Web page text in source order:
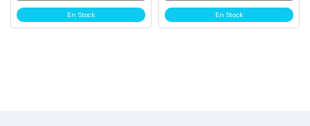
En Stock En Stock